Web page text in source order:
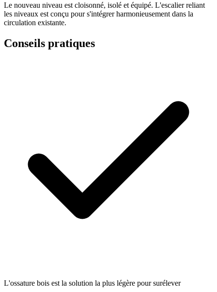
Le nouveau niveau est cloisonné, isolé et équipé. L'escalier reliant
les niveaux est conçu pour s'intégrer harmonieusement dans la
circulation existante.
Conseils pratiques
L'ossature bois est la solution la plus légère pour surélever